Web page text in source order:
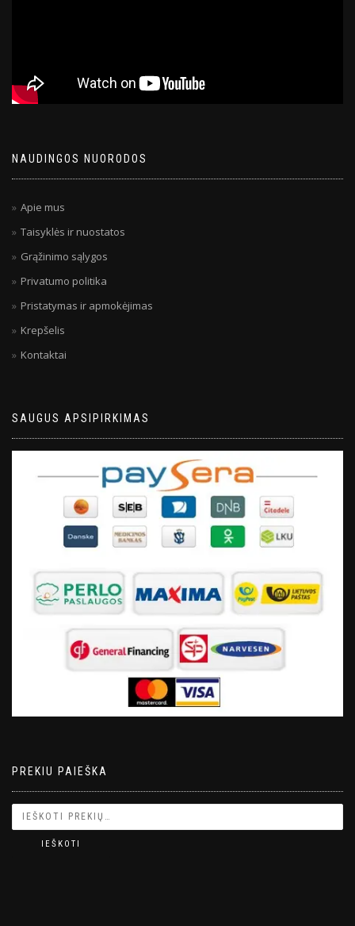
NAUDINGOS NUORODOS
Apie mus
Taisyklės ir nuostatos
Grąžinimo sąlygos
Privatumo politika
Pristatymas ir apmokėjimas
Krepšelis
Kontaktai
SAUGUS APSIPIRKIMAS
PREKIU PAIEŠKA
IEŠKOTI